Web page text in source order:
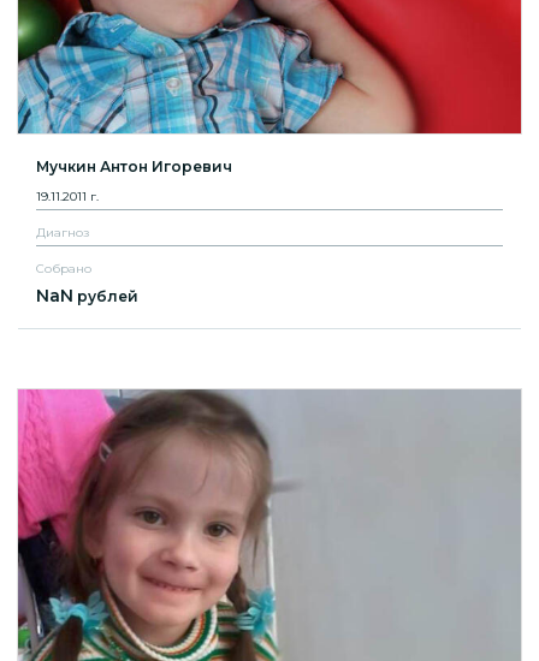
Мучкин Антон Игоревич
19.11.2011 г.
Диагноз
Собрано
NaN рублей